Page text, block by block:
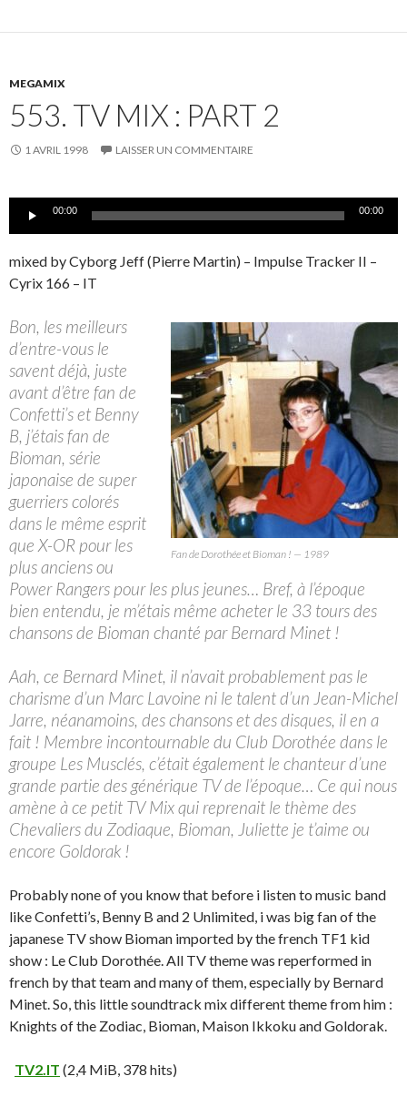
MEGAMIX
553. TV MIX : PART 2
1 AVRIL 1998 LAISSER UN COMMENTAIRE
Lecteur00:00 00:00
mixed by Cyborg Jeff (Pierre Martin) – Impulse Tracker II –
Cyrix 166 – IT
Fan de Dorothée et Bioman ! — 1989
Bon, les meilleurs
d’entre-vous le
savent déjà, juste
avant d’être fan de
Confetti’s et Benny
B, j’étais fan de
Bioman, série
japonaise de super
guerriers colorés
dans le même esprit
que X-OR pour les
plus anciens ou
Power Rangers pour les plus jeunes… Bref, à l’époque
bien entendu, je m’étais même acheter le 33 tours des
chansons de Bioman chanté par Bernard Minet !
Aah, ce Bernard Minet, il n’avait probablement pas le
charisme d’un Marc Lavoine ni le talent d’un Jean-Michel
Jarre, néanamoins, des chansons et des disques, il en a
fait ! Membre incontournable du Club Dorothée dans le
groupe Les Musclés, c’était également le chanteur d’une
grande partie des générique TV de l’époque… Ce qui nous
amène à ce petit TV Mix qui reprenait le thème des
Chevaliers du Zodiaque, Bioman, Juliette je t’aime ou
encore Goldorak !
Probably none of you know that before i listen to music band
like Confetti’s, Benny B and 2 Unlimited, i was big fan of the
japanese TV show Bioman imported by the french TF1 kid
show : Le Club Dorothée. All TV theme was reperformed in
french by that team and many of them, especially by Bernard
Minet. So, this little soundtrack mix different theme from him :
Knights of the Zodiac, Bioman, Maison Ikkoku and Goldorak.
TV2.IT (2,4 MiB, 378 hits)